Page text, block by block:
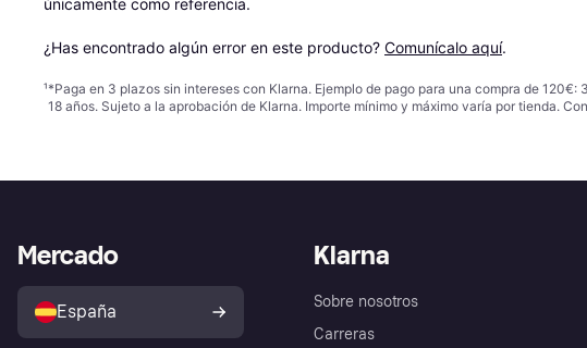
únicamente como referencia.
¿Has encontrado algún error en este producto? Comunícalo aquí.
¹*Paga en 3 plazos sin intereses con Klarna. Ejemplo de pago para una compra de
18 años. Sujeto a la aprobación de Klarna. Importe mínimo y máximo varía por tienda.
Klarna
Sobre nosotros
Carreras
Mercado
España